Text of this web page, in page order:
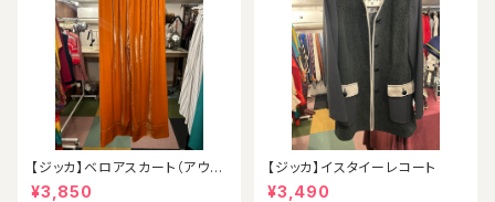
【ジッカ】ベロアスカート（アウト
レット）
¥3,850
【ジッカ】イスタイーレコート
¥3,490